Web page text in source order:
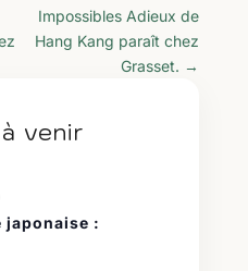
Impossibles Adieux de
Hang Kang paraît chez
Grasset. →
venir
japonaise :